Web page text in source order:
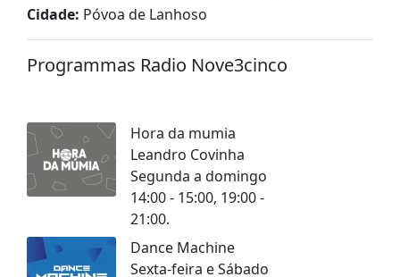
Cidade: Póvoa de Lanhoso
Programmas Radio Nove3cinco
Hora da mumia
Leandro Covinha
Segunda a domingo
14:00 - 15:00, 19:00 -
21:00.
Dance Machine
Sexta-feira e Sábado